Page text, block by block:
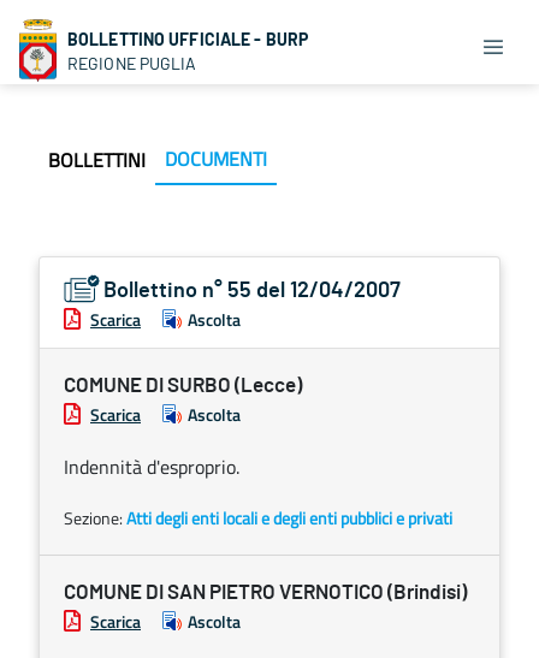
BOLLETTINO UFFICIALE - BURP
REGIONE PUGLIA
BOLLETTINI DOCUMENTI
Bollettino n° 55 del 12/04/2007
Scarica Ascolta
COMUNE DI SURBO (Lecce)
Scarica Ascolta
Indennità d'esproprio.
Sezione:Atti degli enti locali e degli enti pubblici e privati
COMUNE DI SAN PIETRO VERNOTICO (Brindisi)
Scarica Ascolta